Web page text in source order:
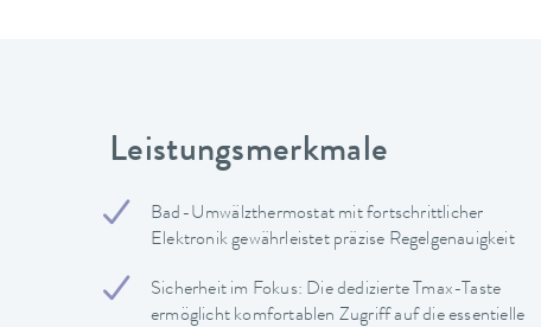
Leistungsmerkmale
Bad-Umwälzthermostat mit fortschrittlicher
Elektronik gewährleistet präzise Regelgenauigkeit
Sicherheit im Fokus: Die dedizierte Tmax-Taste
ermöglicht komfortablen Zugriff auf die essentielle